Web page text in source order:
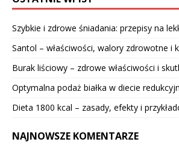
Szybkie i zdrowe śniadania: przepisy na
Santol – właściwości, walory zdrowotne i
Burak liściowy – zdrowe właściwości i
Optymalna podaż białka w diecie
Dieta 1800 kcal – zasady, efekty i
NAJNOWSZE KOMENTARZE